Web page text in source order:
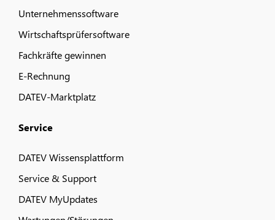
Unternehmenssoftware
Wirtschaftsprüfersoftware
Fachkräfte gewinnen
E-Rechnung
DATEV-Marktplatz
Service
DATEV Wissensplattform
Service & Support
DATEV MyUpdates